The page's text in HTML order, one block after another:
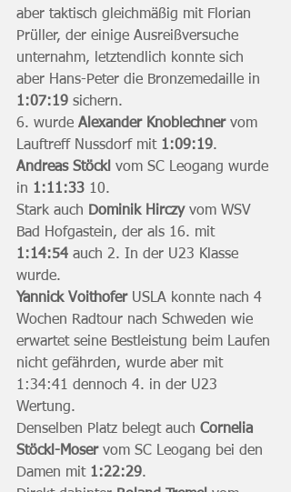
aber taktisch gleichmäßig mit Florian
Prüller, der einige Ausreißversuche
unternahm, letztendlich konnte sich
aber Hans-Peter die Bronzemedaille in
1:07:19 sichern.
6. wurde Alexander Knoblechner vom
Lauftreff Nussdorf mit 1:09:19.
Andreas Stöckl vom SC Leogang wurde
in 1:11:33 10.
Stark auch Dominik Hirczy vom WSV
Bad Hofgastein, der als 16. mit
1:14:54 auch 2. In der U23 Klasse
wurde.
Yannick Voithofer USLA konnte nach 4
Wochen Radtour nach Schweden wie
erwartet seine Bestleistung beim Laufen
nicht gefährden, wurde aber mit
1:34:41 dennoch 4. in der U23
Wertung.
Denselben Platz belegt auch Cornelia
Stöckl-Moser vom SC Leogang bei den
Damen mit 1:22:29.